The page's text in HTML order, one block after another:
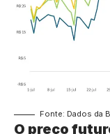
Fonte: Dados da
O preço